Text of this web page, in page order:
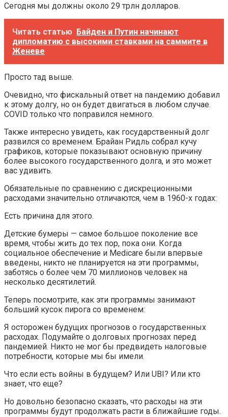
Сегодня мы должны около 29 трлн долларов.
Читать статью Байден и Путин начинают
дипломатию с высокими ставками на саммите в
Женеве
Просто тад выше.
Очевидно, что фискальный ответ на пандемию добавил
к этому долгу, но он будет двигаться в любом случае.
COVID только что поправился немного.
Также интересно увидеть, как государственный долг
развился со временем. Брайан Ридль собрал кучу
графиков, которые показывают основную причину
более высокого государственного долга, и это может
вас удивить.
Обязательные по сравнению с дискреционными
расходами значительно отличаются, чем в 1960-х годах:
Есть причина для этого.
Детские бумеры — самое большое поколение все
время, чтобы жить до тех пор, пока они. Когда
социальное обеспечение и Medicare были впервые
введены, никто не планируется на эти программы,
заботясь о более чем 70 миллионов человек на
несколько десятилетий.
Теперь посмотрите, как эти программы занимают
больший кусок пирога со временем:
Я осторожен будущих прогнозов о государственных
расходах. Подумайте о долговых прогнозах перед
пандемией. Никто не мог бы предвидеть налоговые
потребности, которые мы бы имели.
Что если есть войны в будущем? Или UBI? Или кто
знает, что еще?
Но довольно безопасно сказать, что расходы на эти
программы будут продолжать расти в ближайшие годы.